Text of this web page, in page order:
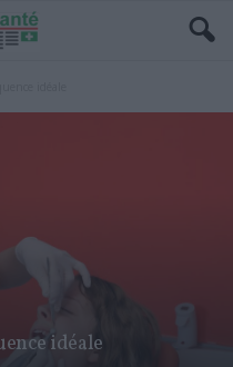
idéale